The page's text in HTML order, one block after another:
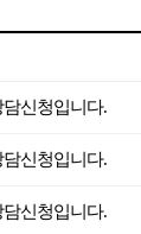
신청입니다.
신청입니다.
신청입니다.